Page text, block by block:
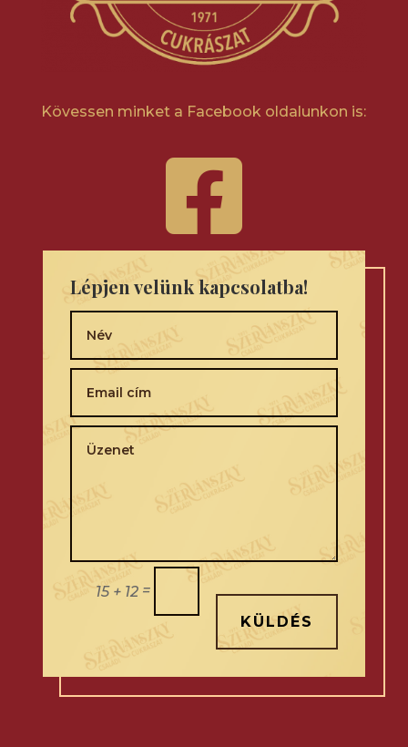
Kövessen minket a Facebook oldalunkon is:

Lépjen velünk kapcsolatba!
15 + 12 =
KÜLDÉS